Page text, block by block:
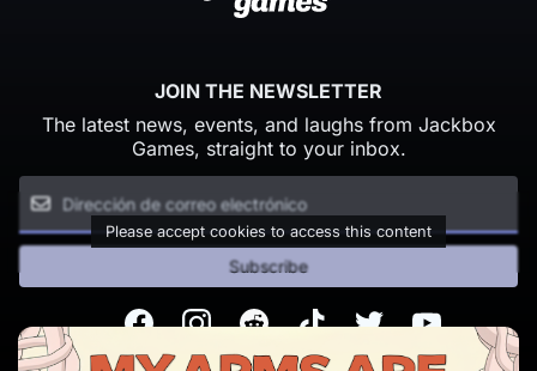
JOIN THE NEWSLETTER
The latest news, events, and laughs from Jackbox
Games, straight to your inbox.
Please accept cookies to access this content
Subscribe
FacebookInstagramReddit TikTok Twitter Youtube